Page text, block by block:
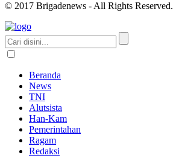
© 2017 Brigadenews - All Rights Reserved.
Beranda
News
TNI
Alutsista
Han-Kam
Pemerintahan
Ragam
Redaksi